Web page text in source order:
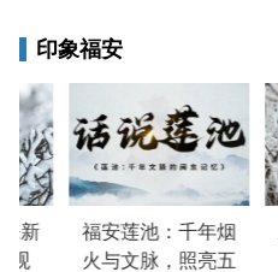
印象福安
新
观
福安莲池：千年烟
火与文脉，照亮五